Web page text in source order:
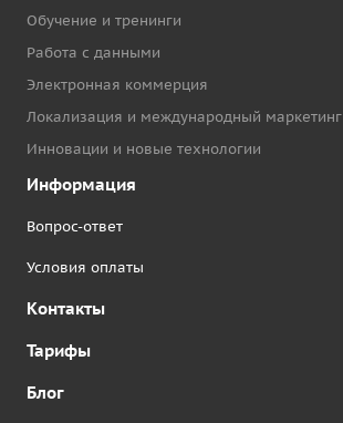
Обучение и тренинги
Работа с данными
Электронная коммерция
Локализация и международный маркетинг
Инновации и новые технологии
Информация
Вопрос-ответ
Условия оплаты
Контакты
Тарифы
Блог